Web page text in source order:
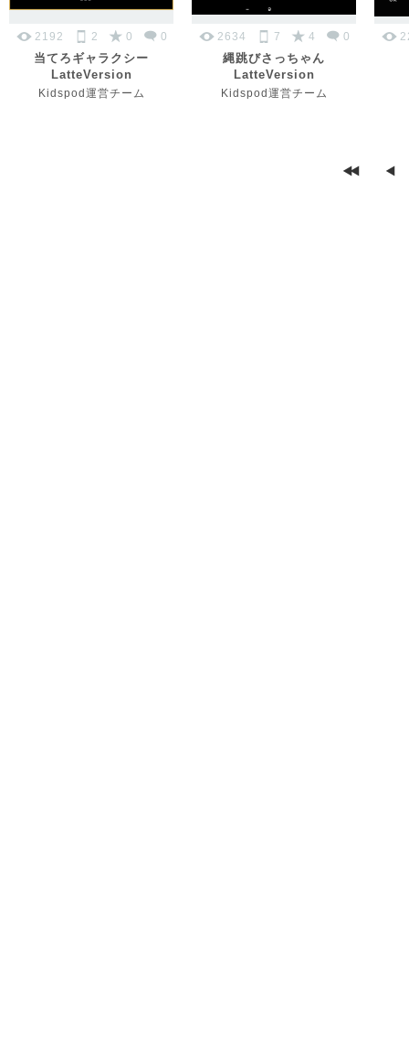
2192 2 0 0
当てろギャラクシー
LatteVersion
Kidspod運営チーム
2634 7 4 0
縄跳びさっちゃん
LatteVersion
Kidspod運営チーム